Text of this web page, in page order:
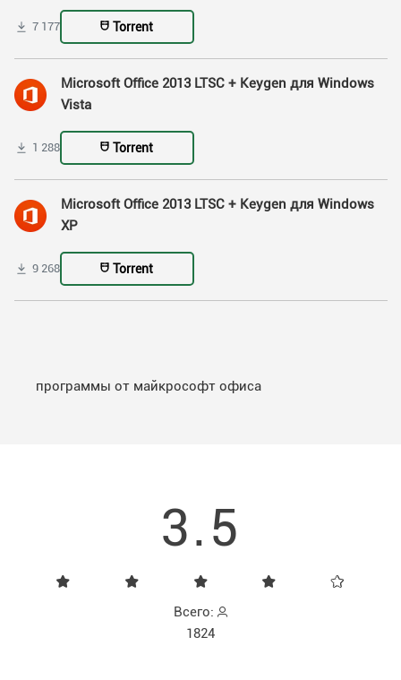
7 177 Torrent
Microsoft Office 2013 LTSC + Keygen для Windows
Vista
1 288 Torrent
Microsoft Office 2013 LTSC + Keygen для Windows
XP
9 268 Torrent
программы от майкрософт офиса
3.5
Всего:
1824